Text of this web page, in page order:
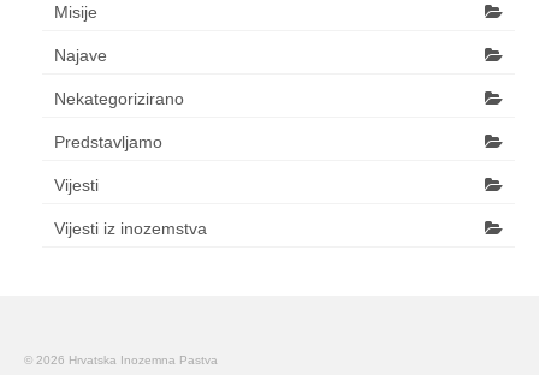
Misije
Najave
Nekategorizirano
Predstavljamo
Vijesti
Vijesti iz inozemstva
© 2026 Hrvatska Inozemna Pastva